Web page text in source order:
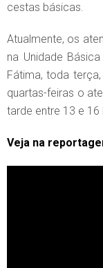
cestas básicas.
Atualmente, os
na Unidade
Fátima, toda
quartas-feiras o
tarde entre 13 e 16
Veja na